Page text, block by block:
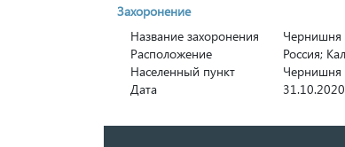
Захоронение
Название захоронения
Чернишня
Расположение
Россия;
Населенный пункт
Чернишня
Дата
31.10.2020